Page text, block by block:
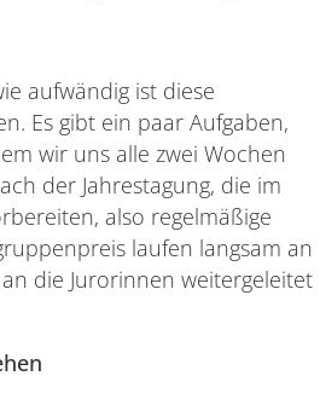
aufwändig ist diese
Es gibt ein paar Aufgaben,
wir uns alle zwei Wochen
der Jahrestagung, die im
also regelmäßige
laufen langsam an
die Jurorinnen weitergeleitet